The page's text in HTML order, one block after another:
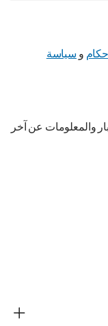
و سياسة
والمعلومات عن آخر